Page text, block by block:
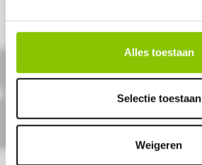
Alles toestaan
Selectie toestaan
Weigeren
12 stuks
€ 13,99